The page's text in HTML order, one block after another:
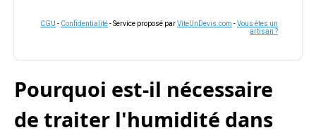
CGU - Confidentialité- Service proposé parViteUnDevis.com -Vous êtes un
artisan ?
Pourquoi est-il nécessaire
de traiter l'humidité dans